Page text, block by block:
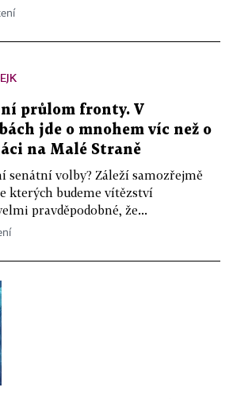
průlom fronty. V
jde o mnohem víc než o
na Malé Straně
senátní volby? Záleží samozřejmě
kterých budeme vítězství
pravděpodobné, že...